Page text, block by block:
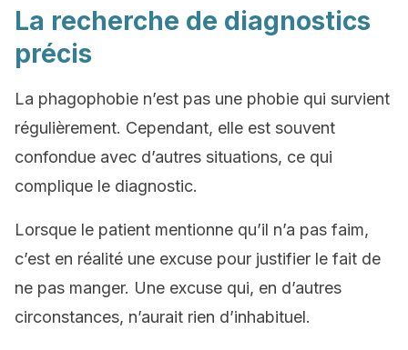
La recherche de diagnostics
précis
La phagophobie n’est pas une phobie qui survient
régulièrement. Cependant, elle est souvent
confondue avec d’autres situations, ce qui
complique le diagnostic.
Lorsque le patient mentionne qu’il n’a pas faim,
c’est en réalité une excuse pour justifier le fait de
ne pas manger. Une excuse qui, en d’autres
circonstances, n’aurait rien d’inhabituel.